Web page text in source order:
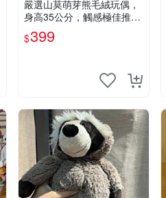
嚴選山莫萌芽熊毛絨玩偶，
身高35公分，觸感極佳推薦
收藏 萌芽熊 毛絨玩偶 串珠
玩偶
$399